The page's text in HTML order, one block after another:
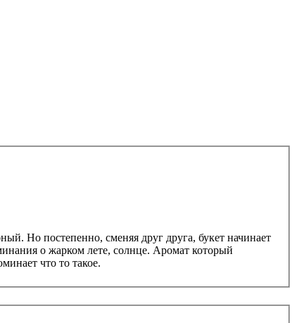
Но постепенно, сменяя друг друга, букет начинает
о жарком лете, солнце. Аромат который
что то такое.